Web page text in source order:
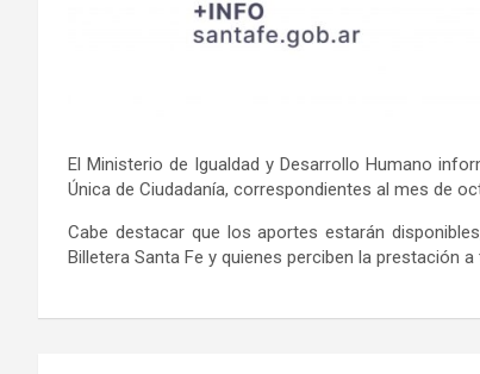
El Ministerio de Igualdad y Desarrollo Humano
Única de Ciudadanía, correspondientes al mes de
Cabe destacar que los aportes estarán
Billetera Santa Fe y quienes perciben la prestación